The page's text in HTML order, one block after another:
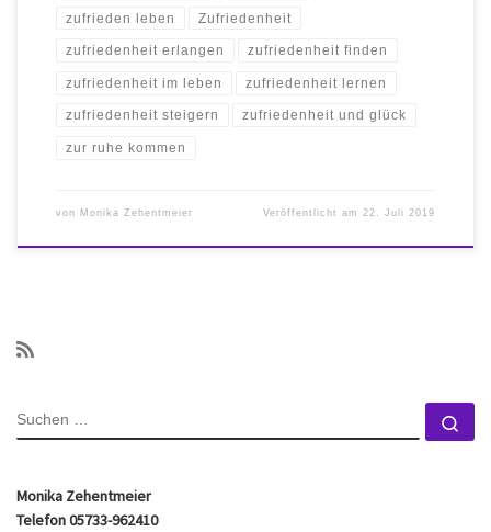
zufrieden leben Zufriedenheit
zufriedenheit erlangen zufriedenheit finden
zufriedenheit im leben zufriedenheit lernen
zufriedenheit steigern zufriedenheit und glück
zur ruhe kommen
von Monika Zehentmeier Veröffentlicht am 22. Juli 2019
SUCHE
Monika Zehentmeier
Telefon 05733-962410